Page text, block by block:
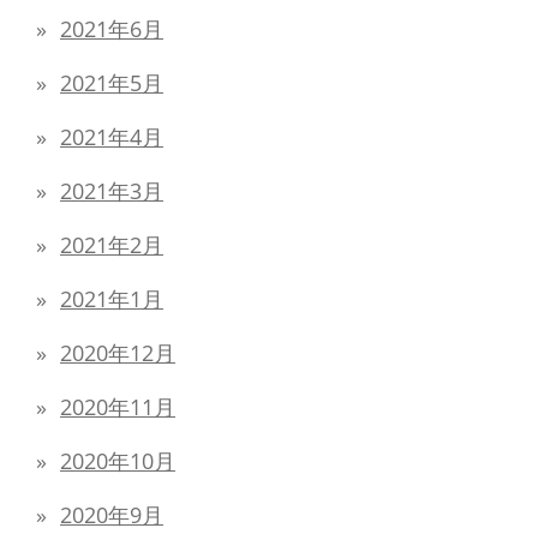
2021年6月
2021年5月
2021年4月
2021年3月
2021年2月
2021年1月
2020年12月
2020年11月
2020年10月
2020年9月